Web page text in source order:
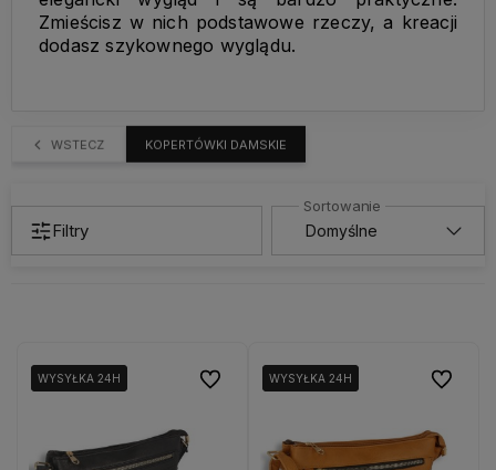
Zmieścisz w nich podstawowe rzeczy, a kreacji
dodasz szykownego wyglądu.
WSTECZ KOPERTÓWKI DAMSKIE
Filtry
WYSYŁKA 24H
WYSYŁKA 24H Do ulubionychWYSYŁKA 24H
WYSYŁKA 24H Do